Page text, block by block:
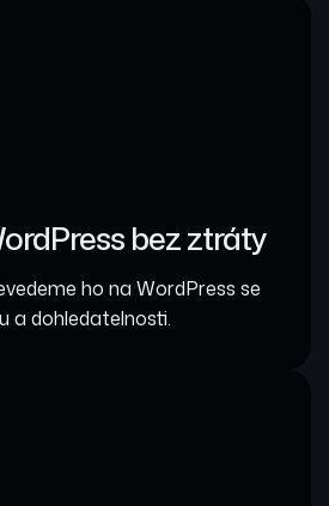
bez ztráty
ho na WordPress se
a dohledatelnosti.